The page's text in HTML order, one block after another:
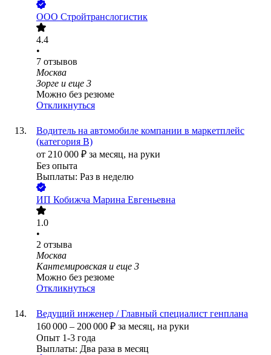
ООО Стройтранслогистик
4.4
•
7 отзывов
Москва
Зорге и еще 3
Можно без резюме
Откликнуться
Водитель на автомобиле компании в маркетплейс
(категория В)
от 210 000 ₽ за месяц, на руки
Без опыта
Выплаты: Раз в неделю
ИП Кобижча Марина Евгеньевна
1.0
•
2 отзыва
Москва
Кантемировская и еще 3
Можно без резюме
Откликнуться
Ведущий инженер / Главный специалист генплана
160 000 – 200 000 ₽ за месяц, на руки
Опыт 1-3 года
Выплаты: Два раза в месяц